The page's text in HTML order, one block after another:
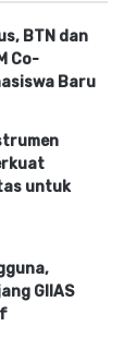
BTN dan
Co-
Baru
untuk
GIIAS